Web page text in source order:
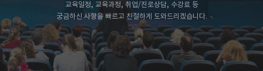
교육일정, 교육과정, 취업/진로상담, 수강료 등
궁금하신 사항을 빠르고 친절하게 도와드리겠습니다.